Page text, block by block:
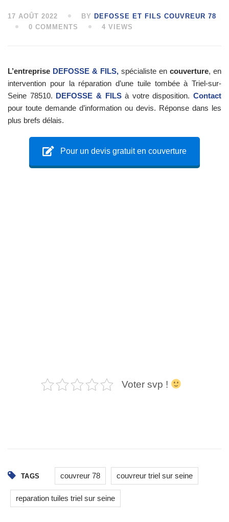
17 AOÛT 2022 BY DEFOSSE ET FILS COUVREUR 78
0 COMMENTS
4 VIEWS
L’entreprise DEFOSSE & FILS, spécialiste en couverture, en
intervention pour la réparation d’une tuile tombée à Triel-sur-
Seine 78510. DEFOSSE & FILSà votre disposition. Contact
pour toute demande d’information ou devis. Réponse dans les
plus brefs délais.
Pour un devis gratuit en couverture
Voter svp !
TAGS couvreur 78 couvreur triel sur seine
reparation tuiles triel sur seine